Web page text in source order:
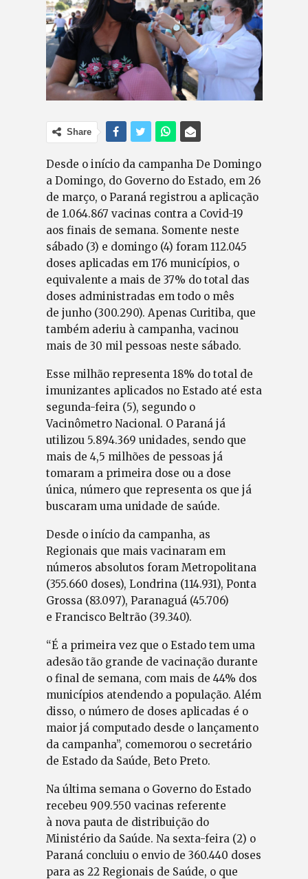
Share
Desde o início da campanha De Domingo
a Domingo, do Governo do Estado, em 26
de março, o Paraná registrou a aplicação
de 1.064.867 vacinas contra a Covid-19
aos finais de semana. Somente neste
sábado (3) e domingo (4) foram 112.045
doses aplicadas em 176 municípios, o
equivalente a mais de 37% do total das
doses administradas em todo o mês
de junho (300.290). Apenas Curitiba, que
também aderiu à campanha, vacinou
mais de 30 mil pessoas neste sábado.
Esse milhão representa 18% do total de
imunizantes aplicados no Estado até esta
segunda-feira (5), segundo o
Vacinômetro Nacional. O Paraná já
utilizou 5.894.369 unidades, sendo que
mais de 4,5 milhões de pessoas já
tomaram a primeira dose ou a dose
única, número que representa os que já
buscaram uma unidade de saúde.
Desde o início da campanha, as
Regionais que mais vacinaram em
números absolutos foram Metropolitana
(355.660 doses), Londrina (114.931), Ponta
Grossa (83.097), Paranaguá (45.706)
e Francisco Beltrão (39.340).
“É a primeira vez que o Estado tem uma
adesão tão grande de vacinação durante
o final de semana, com mais de 44% dos
municípios atendendo a população. Além
disso, o número de doses aplicadas é o
maior já computado desde o lançamento
da campanha”, comemorou o secretário
de Estado da Saúde, Beto Preto.
Na última semana o Governo do Estado
recebeu 909.550 vacinas referente
à nova pauta de distribuição do
Ministério da Saúde. Na sexta-feira (2) o
Paraná concluiu o envio de 360.440 doses
para as 22 Regionais de Saúde, o que